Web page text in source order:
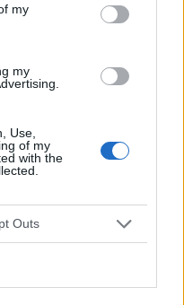
my
my
Use,
of my
with the
Outs
wody płodowe
w kwestii
Mam 30 lat i od